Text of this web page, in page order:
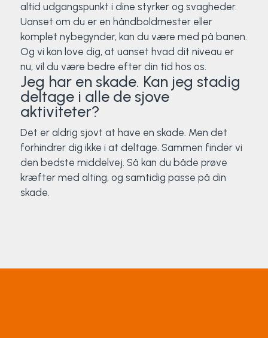
altid udgangspunkt i dine styrker og svagheder.
Uanset om du er en håndboldmester eller
komplet nybegynder, kan du være med på banen.
Og vi kan love dig, at uanset hvad dit niveau er
nu, vil du være bedre efter din tid hos os.
Jeg har en skade. Kan jeg stadig
deltage i alle de sjove
aktiviteter?
Det er aldrig sjovt at have en skade. Men det
forhindrer dig ikke i at deltage. Sammen finder vi
den bedste middelvej. Så kan du både prøve
kræfter med alting, og samtidig passe på din
skade.